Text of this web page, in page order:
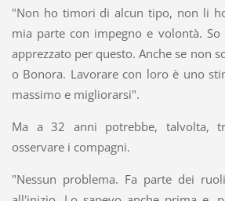
"Non ho timori di alcun tipo, non li
mia parte con impegno e volontà.
apprezzato per questo. Anche se non
o Bonora. Lavorare con loro è uno
massimo e migliorarsi".
Ma a 32 anni potrebbe, talvolta,
osservare i compagni.
"Nessun problema. Fa parte dei